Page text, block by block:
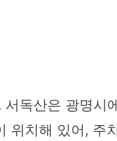
독산은 광명
위치해 있어, 주